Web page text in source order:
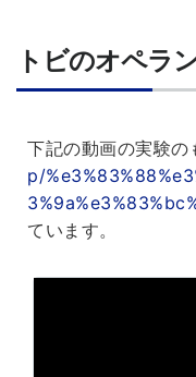
トビのオペラ
下記の動画の実験の
p/
ています。